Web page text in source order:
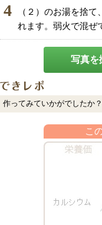
4
（２）のお湯を捨
れます。弱火で混ぜ
写真を
作ってみていかがでしたか
こ